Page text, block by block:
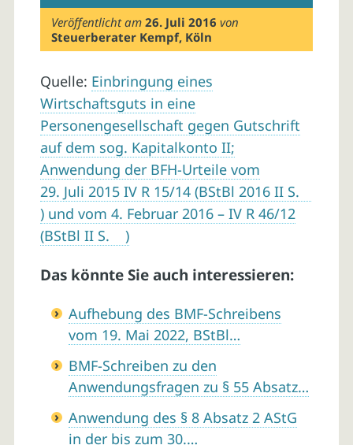
Veröffentlicht am26. Juli 2016 von
Steuerberater Kempf, Köln
Quelle: Einbringung eines
Wirtschaftsguts in eine
Personengesellschaft gegen Gutschrift
auf dem sog. Kapitalkonto II;
Anwendung der BFH-Urteile vom
29. Juli 2015 IV R 15/14 (BStBl 2016 II S.
) und vom 4. Februar 2016 – IV R 46/12
(BStBl II S. )
Das könnte Sie auch interessieren:
Aufhebung des BMF-Schreibens
vom 19. Mai 2022, BStBl…
BMF-Schreiben zu den
Anwendungsfragen zu § 55 Absatz…
Anwendung des § 8 Absatz 2 AStG
in der bis zum 30.…